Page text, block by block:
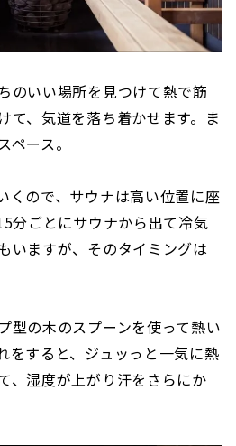
のいい場所を見つけて熱で筋
て、気道を落ち着かせます。ま
ース。
くので、サウナは高い位置に座
分ごとにサウナから出て冷気
いますが、そのタイミングは
型の木のスプーンを使って熱い
をすると、ジュッっと一気に熱
、湿度が上がり汗をさらにか